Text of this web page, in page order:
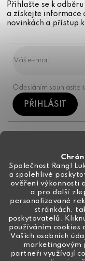
Společnost Rangl
a spolehlivé
ověření výkonnosti
a pro další
personalizované
stránkách,
poskytovatelů.
používáním cookies
Vašich osobních
marketingovým
partneři využívají
Přihlašte se k
a získejte informace
novinkách a přístup
Odesláním souhlasíte
PŘIHLÁSIT
info@ceske-
+420 774 444